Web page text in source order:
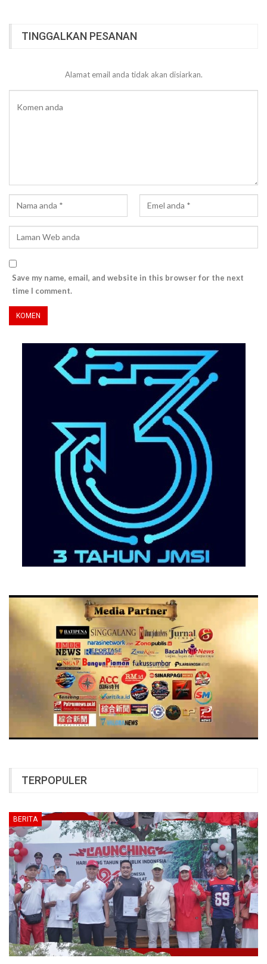
TINGGALKAN PESANAN
Alamat email anda tidak akan disiarkan.
Save my name, email, and website in this browser for the next
time I comment.
TERPOPULER
BERITA